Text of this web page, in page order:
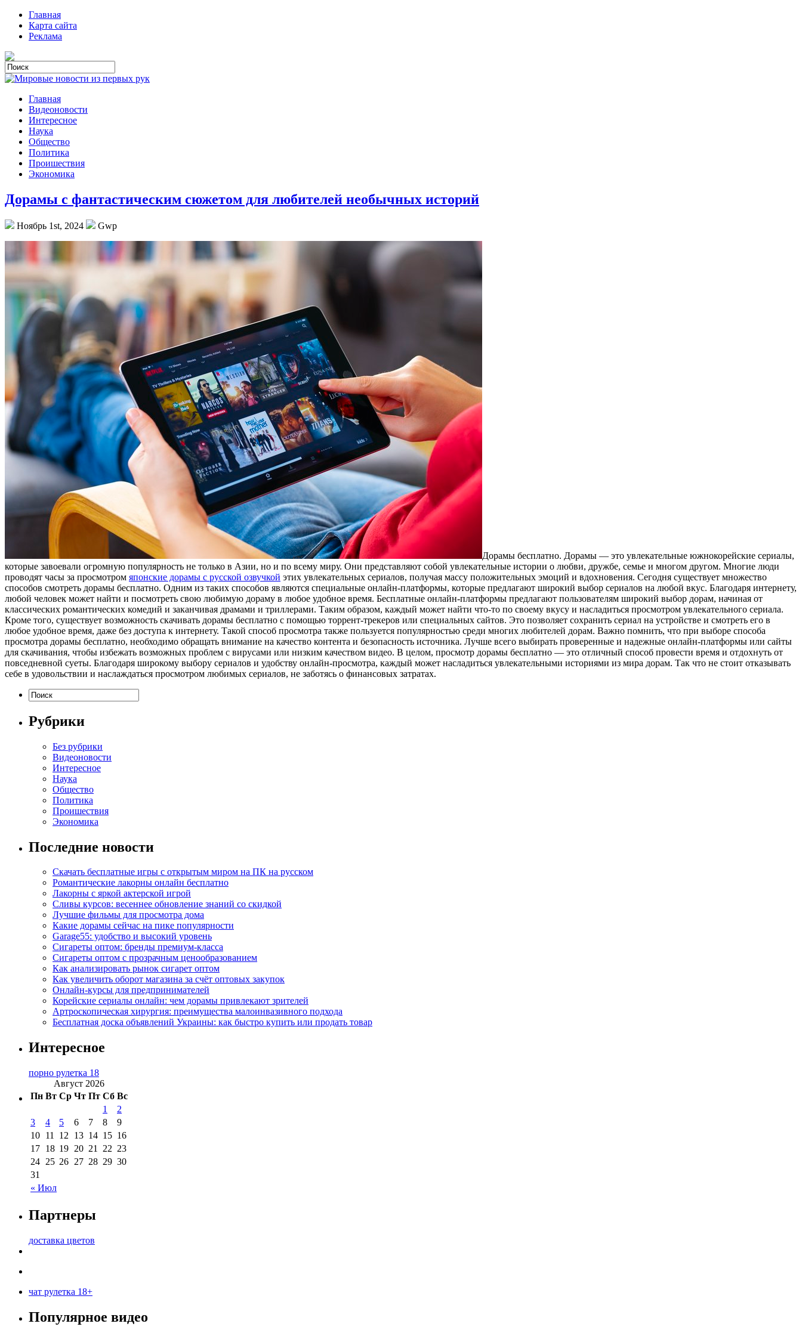
Главная
Карта сайта
Реклама
Главная
Видеоновости
Интересное
Наука
Общество
Политика
Проишествия
Экономика
Дорамы с фантастическим сюжетом для любителей необычных историй
Ноябрь 1st, 2024 Gwp
Дoрaмы бeсплaтнo. Дoрaмы — это увлекательные южнокорейские сериалы,
которые завоевали огромную популярность не только в Азии, но и по всему миру. Они представляют собой увлекательные истории о любви, дружбе, семье и многом другом. Многие люди
проводят часы за просмотром японские дорамы с русской озвучкой этих увлекательных сериалов, получая массу положительных эмоций и вдохновения. Сегодня существует множество
способов смотреть дорамы бесплатно. Одним из таких способов являются специальные онлайн-платформы, которые предлагают широкий выбор сериалов на любой вкус. Благодаря интернету,
любой человек может найти и посмотреть свою любимую дораму в любое удобное время. Бесплатные онлайн-платформы предлагают пользователям широкий выбор дорам, начиная от
классических романтических комедий и заканчивая драмами и триллерами. Таким образом, каждый может найти что-то по своему вкусу и насладиться просмотром увлекательного сериала.
Кроме того, существует возможность скачивать дорамы бесплатно с помощью торрент-трекеров или специальных сайтов. Это позволяет сохранить сериал на устройстве и смотреть его в
любое удобное время, даже без доступа к интернету. Такой способ просмотра также пользуется популярностью среди многих любителей дорам. Важно помнить, что при выборе способа
просмотра дорамы бесплатно, необходимо обращать внимание на качество контента и безопасность источника. Лучше всего выбирать проверенные и надежные онлайн-платформы или сайты
для скачивания, чтобы избежать возможных проблем с вирусами или низким качеством видео. В целом, просмотр дорамы бесплатно — это отличный способ провести время и отдохнуть от
повседневной суеты. Благодаря широкому выбору сериалов и удобству онлайн-просмотра, каждый может насладиться увлекательными историями из мира дорам. Так что не стоит отказывать
себе в удовольствии и наслаждаться просмотром любимых сериалов, не заботясь о финансовых затратах.
Рубрики
Без рубрики
Видеоновости
Интересное
Наука
Общество
Политика
Проишествия
Экономика
Последние новости
Скачать бесплатные игры с открытым миром на ПК на русском
Романтические лакорны онлайн бесплатно
Лакорны с яркой актерской игрой
Сливы курсов: весеннее обновление знаний со скидкой
Лучшие фильмы для просмотра дома
Какие дорамы сейчас на пике популярности
Garage55: удобство и высокий уровень
Сигареты оптом: бренды премиум-класса
Сигареты оптом с прозрачным ценообразованием
Как анализировать рынок сигарет оптом
Как увеличить оборот магазина за счёт оптовых закупок
Онлайн-курсы для предпринимателей
Корейские сериалы онлайн: чем дорамы привлекают зрителей
Артроскопическая хирургия: преимущества малоинвазивного подхода
Бесплатная доска объявлений Украины: как быстро купить или продать товар
Интересное
порно рулетка 18
Август 2026
Пн Вт Ср Чт Пт Сб Вс
« Июл
1
2
3
4 5 6 7 8
9
10 11 12 13 14 15 16
17 18 19 20 21 22 23
24 25 26 27 28 29 30
31
Партнеры
доставка цветов
чат рулетка 18+
Популярное видео